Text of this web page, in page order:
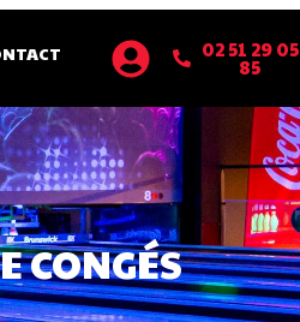
02 51 29 05
85
CONGÉS